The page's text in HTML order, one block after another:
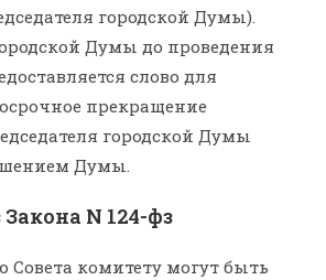
городской Думы).
Думы до проведения
слово для
прекращение
городской Думы
Думы.
N 124-фз
Совета комитету могут быть